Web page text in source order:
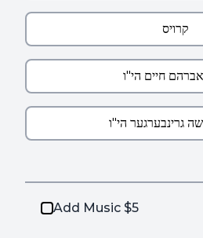
Add Music $5